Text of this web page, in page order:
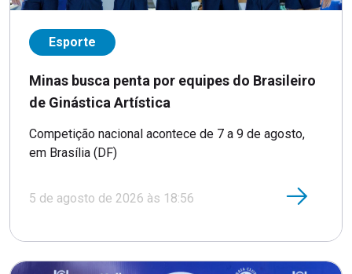
Esporte
Minas busca penta por equipes do Brasileiro
de Ginástica Artística
Competição nacional acontece de 7 a 9 de agosto,
em Brasília (DF)
5 de agosto de 2026 às 18:56